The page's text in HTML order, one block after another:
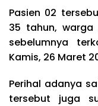
Pasien 02
35 tahun, warga
sebelumnya
Kamis, 26 Maret
Perihal adanya
tersebut juga